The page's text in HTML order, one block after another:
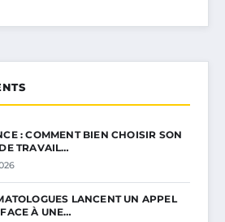
: COMMENT BIEN CHOISIR SON
TRAVAIL…
LANCENT UN APPEL
À UNE…